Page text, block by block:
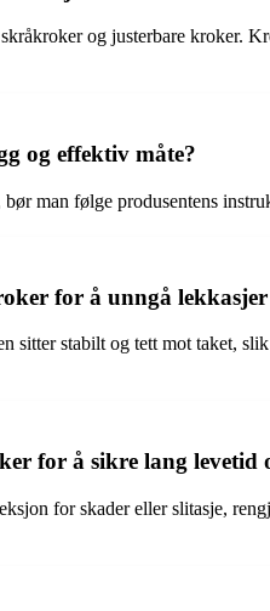
og justerbare kroker.
og effektiv måte?
man følge produsentens
for å unngå
sitter stabilt og tett mot taket,
for å sikre lang levetid
for skader eller slitasje,